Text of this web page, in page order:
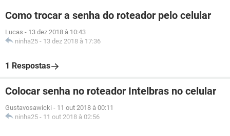
Como trocar a senha do roteador pelo celular
Lucas - 13 dez 2018 à 10:43
ninha25 - 13 dez 2018 à 17:36
1 Respostas
Colocar senha no roteador Intelbras no celular
Gustavosawicki - 11 out 2018 à 00:11
ninha25 - 11 out 2018 à 02:56